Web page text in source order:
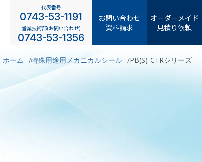
代表番号
0743-53-1191
営業技術部(お問い合わせ)
0743-53-1356
お問い合わせ
資料請求
オーダーメイド
見積り依頼
ホーム 特殊用途用メカニカルシール PB(S)-CTRシリーズ